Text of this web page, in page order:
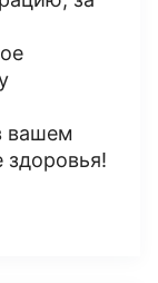
вашем
здоровья!